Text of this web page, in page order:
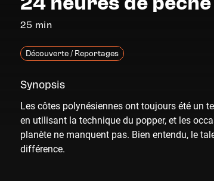
25 min
Découverte / Reportages
Synopsis
Les côtes polynésiennes ont toujours été un
en utilisant la technique du popper, et les
planète ne manquent pas. Bien entendu, le
différence.